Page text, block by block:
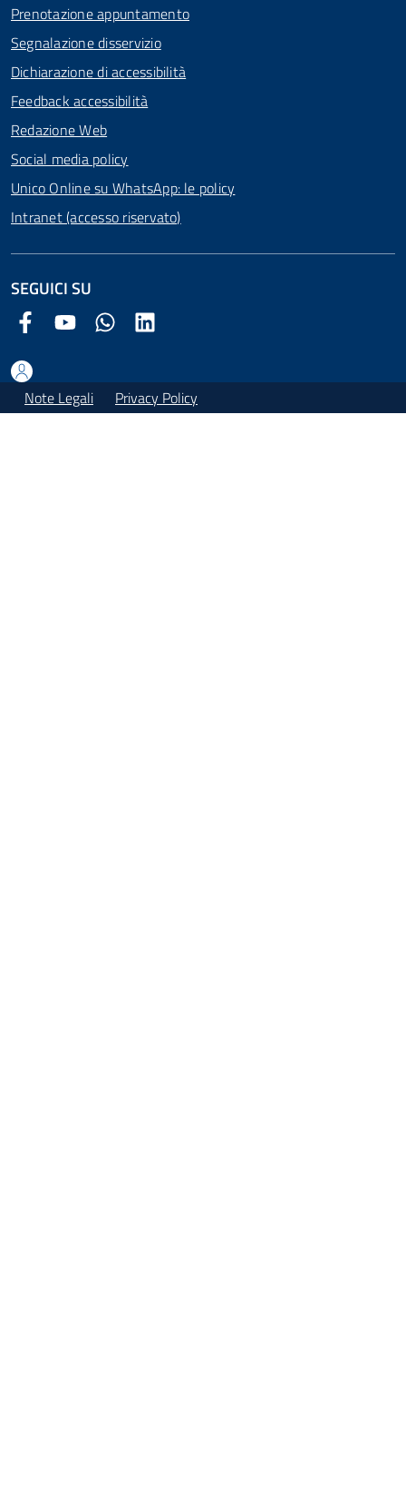
Prenotazione appuntamento
Segnalazione disservizio
Dichiarazione di accessibilità
Feedback accessibilità
Redazione Web
Social media policy
Unico Online su WhatsApp: le policy
Intranet (accesso riservato)
SEGUICI SU
Facebook Comune di Arezzo
Youtube Comune di Arezzo
Twitter Comune di Arezzo
Note Legali Privacy Policy